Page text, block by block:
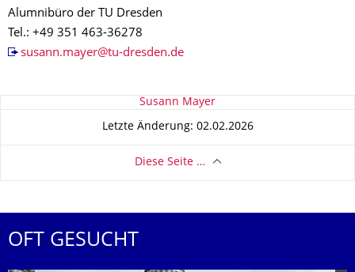
Alumnibüro der TU Dresden
Tel.: +49 351 463-36278
susann.mayer@tu-dresden.de
Zu dieser Seite Susann Mayer
Letzte Änderung: 02.02.2026
Diese Seite …
OFT GESUCHT